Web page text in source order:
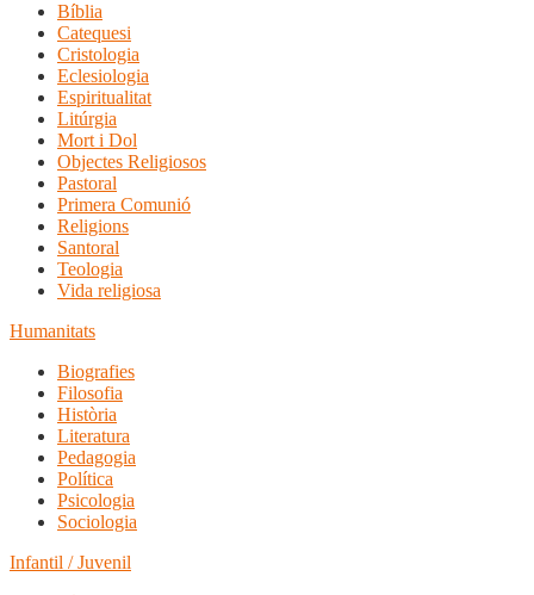
Bíblia
Catequesi
Cristologia
Eclesiologia
Espiritualitat
Litúrgia
Mort i Dol
Objectes Religiosos
Pastoral
Primera Comunió
Religions
Santoral
Teologia
Vida religiosa
Humanitats
Biografies
Filosofia
Història
Literatura
Pedagogia
Política
Psicologia
Sociologia
Infantil / Juvenil